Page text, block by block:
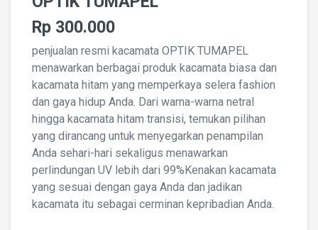
Rp 300.000
penjualan resmi kacamata OPTIK TUMAPEL
menawarkan berbagai produk kacamata biasa dan
kacamata hitam yang memperkaya selera fashion
dan gaya hidup Anda. Dari warna-warna netral
hingga kacamata hitam transisi, temukan pilihan
yang dirancang untuk menyegarkan penampilan
Anda sehari-hari sekaligus menawarkan
perlindungan UV lebih dari 99%Kenakan kacamata
yang sesuai dengan gaya Anda dan jadikan
kacamata itu sebagai cerminan kepribadian Anda.